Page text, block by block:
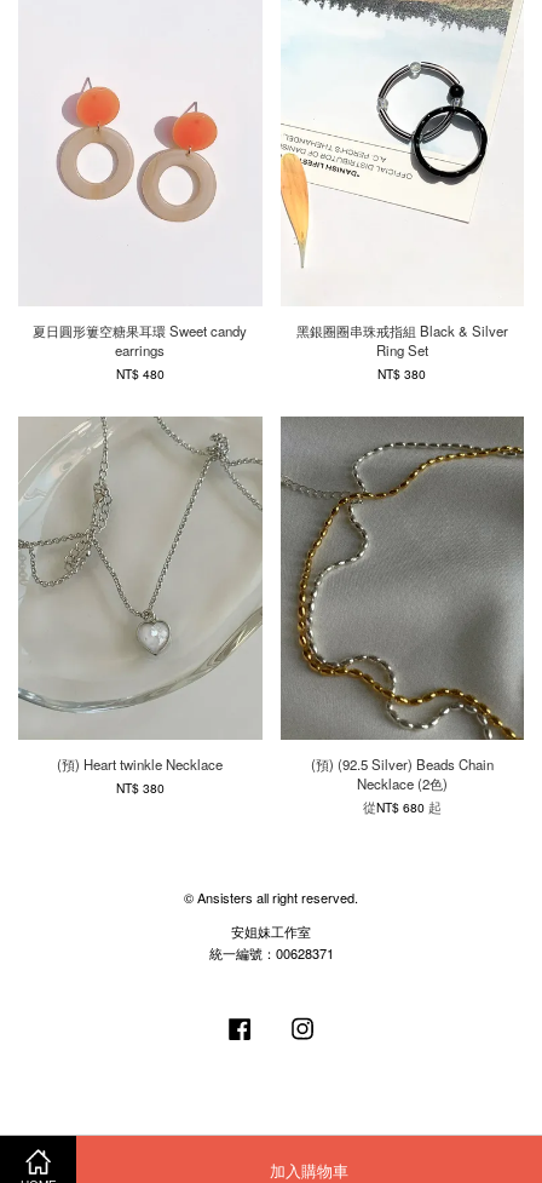
加入購物車
夏日圓形簍空糖果耳環 Sweet candy
earrings
NT$ 480
黑銀圈圈串珠戒指組 Black & Silver
Ring Set
NT$ 380
(預) Heart twinkle Necklace
NT$ 380
(預) (92.5 Silver) Beads Chain
Necklace (2色)
從NT$ 680 起
© Ansisters all right reserved.
安姐妹工作室
統一編號：00628371
Facebook